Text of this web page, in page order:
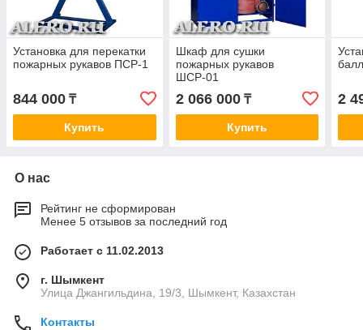
Установка для перекатки
пожарных рукавов ПСР-1
844 000 ₸
Купить
Шкаф для сушки
пожарных рукавов
ШСР-01
2 066 000₸
Купить
2
О нас
Рейтинг не сформирован
Менее 5 отзывов за последний год
Работает с 11.02.2013
г. Шымкент
Улица Джангильдина, 19/3, Шымкент, Казахстан
Контакты